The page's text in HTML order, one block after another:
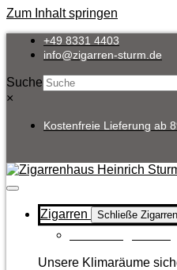
Zum Inhalt springen
+49 8331 4403
info@zigarren-sturm.de
Suche
×
Kostenfreie Lieferung ab
Zigarren Schließe Zigarren
Unsere Klimaräume